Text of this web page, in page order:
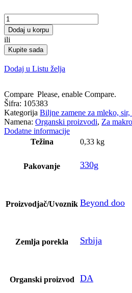
Taan
susamov
puter
organik
količina
Dodaj u korpu
ili
Kupite sada
Dodaj u Listu želja
Compare Please, enable Compare.
Šifra: 105383
Kategorija Biljne zamene za mleko, sir,
Namena: Organski proizvodi, Za
Dodatne informacije
Težina
0,33 kg
Pakovanje 330g
Proizvodjač/Uvoznik Beyond doo
Zemlja porekla Srbija
Organski proizvod DA